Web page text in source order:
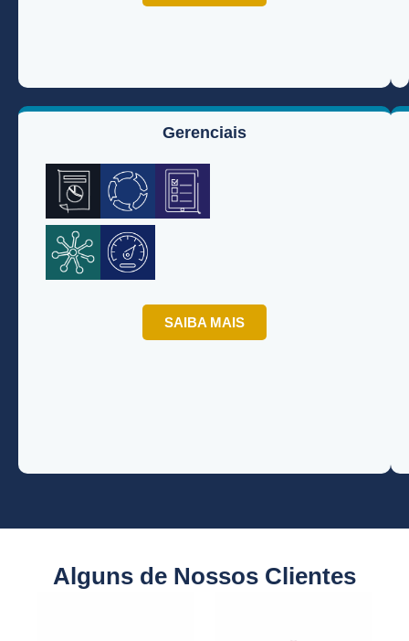
Gerenciais
SAIBA MAIS
Alguns de Nossos Clientes